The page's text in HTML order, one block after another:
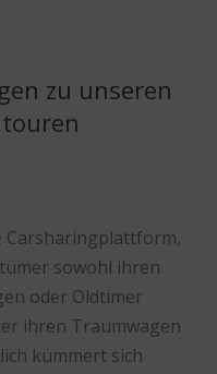
zu unseren
Carsharingplattform,
sowohl ihren
oder Oldtimer
ihren Traumwagen
kümmert sich